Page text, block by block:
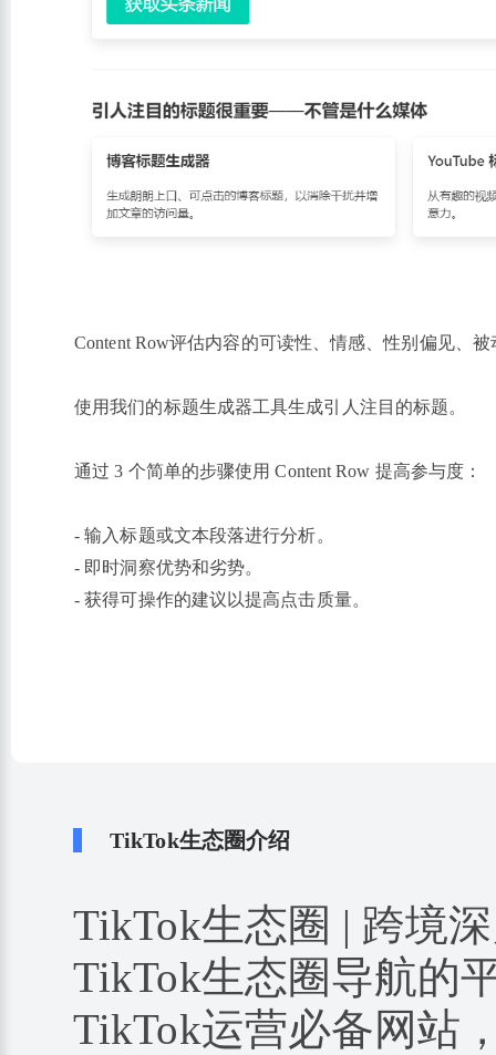
Content Row评估内容的可读性、情感、性别偏见、
使用我们的标题生成器工具生成引人注目的标题。
通过 3 个简单的步骤使用 Content Row 提高参与度：
- 输入标题或文本段落进行分析。
- 即时洞察优势和劣势。
- 获得可操作的建议以提高点击质量。
TikTok生态圈介绍
TikTok生态圈 | 跨境
TikTok生态圈导航的
TikTok运营必备网站